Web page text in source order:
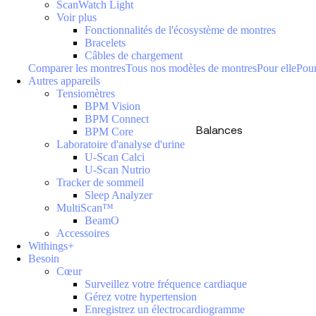
Balances
ScanWatch Light
Voir plus
Fonctionnalités de l'écosystème de montres
Bracelets
Câbles de chargement
Comparer les montresTous nos modèles de montresPour elle
Autres appareils
Tensiomètres
BPM Vision
BPM Connect
BPM Core
Laboratoire d'analyse d'urine
U-Scan Calci
U-Scan Nutrio
Tracker de sommeil
Sleep Analyzer
MultiScan™
BeamO
Accessoires
Withings+
Besoin
Cœur
Surveillez votre fréquence cardiaque
Gérez votre hypertension
Enregistrez un électrocardiogramme